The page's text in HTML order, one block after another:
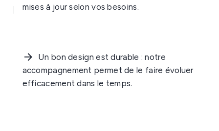
mises à jour selon vos besoins.
Un bon design est durable : notre
accompagnement permet de le faire évoluer
efficacement dans le temps.